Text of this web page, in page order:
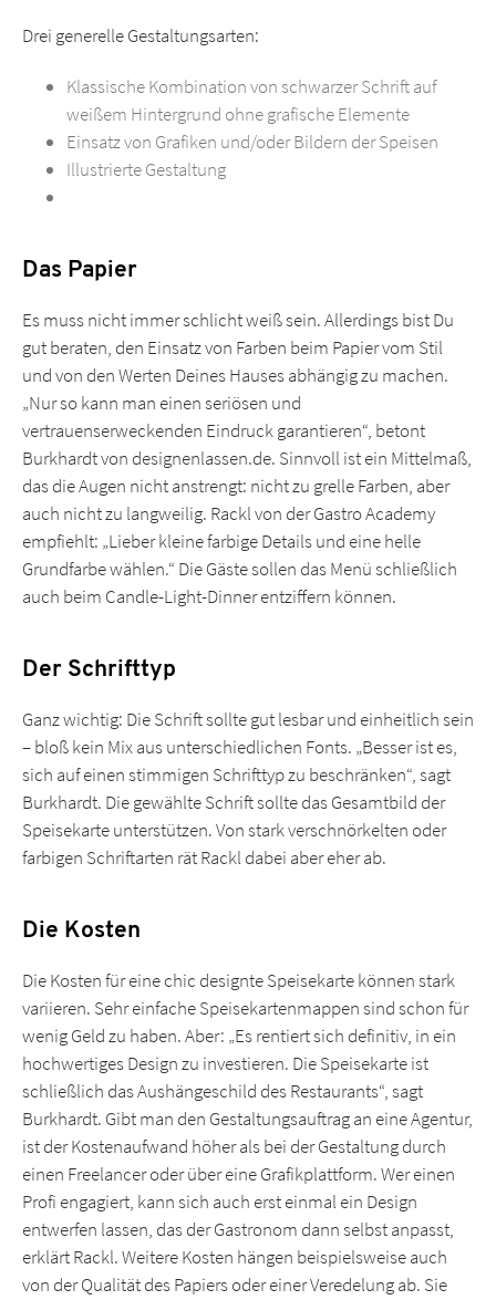
Drei generelle Gestaltungsarten:
Klassische Kombination von schwarzer Schrift auf
weißem Hintergrund ohne grafische Elemente
Einsatz von Grafiken und/oder Bildern der Speisen
Illustrierte Gestaltung
Das Papier
Es muss nicht immer schlicht weiß sein. Allerdings bist Du
gut beraten, den Einsatz von Farben beim Papier vom Stil
und von den Werten Deines Hauses abhängig zu machen.
„Nur so kann man einen seriösen und
vertrauenserweckenden Eindruck garantieren“, betont
Burkhardt von designenlassen.de. Sinnvoll ist ein Mittelmaß,
das die Augen nicht anstrengt: nicht zu grelle Farben, aber
auch nicht zu langweilig. Rackl von der Gastro Academy
empfiehlt: „Lieber kleine farbige Details und eine helle
Grundfarbe wählen.“ Die Gäste sollen das Menü schließlich
auch beim Candle-Light-Dinner entziffern können.
Der Schrifttyp
Ganz wichtig: Die Schrift sollte gut lesbar und einheitlich sein
– bloß kein Mix aus unterschiedlichen Fonts. „Besser ist es,
sich auf einen stimmigen Schrifttyp zu beschränken“, sagt
Burkhardt. Die gewählte Schrift sollte das Gesamtbild der
Speisekarte unterstützen. Von stark verschnörkelten oder
farbigen Schriftarten rät Rackl dabei aber eher ab.
Die Kosten
Die Kosten für eine chic designte Speisekarte können stark
variieren. Sehr einfache Speisekartenmappen sind schon für
wenig Geld zu haben. Aber: „Es rentiert sich definitiv, in ein
hochwertiges Design zu investieren. Die Speisekarte ist
schließlich das Aushängeschild des Restaurants“, sagt
Burkhardt. Gibt man den Gestaltungsauftrag an eine Agentur,
ist der Kostenaufwand höher als bei der Gestaltung durch
einen Freelancer oder über eine Grafikplattform. Wer einen
Profi engagiert, kann sich auch erst einmal ein Design
entwerfen lassen, das der Gastronom dann selbst anpasst,
erklärt Rackl. Weitere Kosten hängen beispielsweise auch
von der Qualität des Papiers oder einer Veredelung ab. Sie